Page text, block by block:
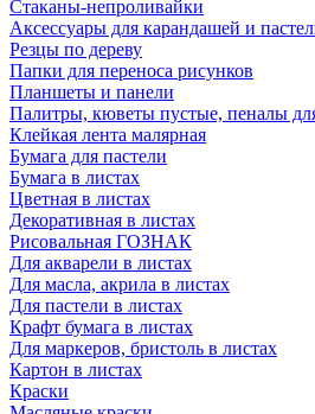
Стаканы-непроливайки
Аксессуары для карандашей и
Резцы по дереву
Папки для переноса рисунков
Планшеты и панели
Палитры, кюветы пустые, пеналы
Клейкая лента малярная
Бумага для пастели
Бумага в листах
Цветная в листах
Декоративная в листах
Рисовальная ГОЗНАК
Для акварели в листах
Для масла, акрила в листах
Для пастели в листах
Крафт бумага в листах
Для маркеров, бристоль в листах
Картон в листах
Краски